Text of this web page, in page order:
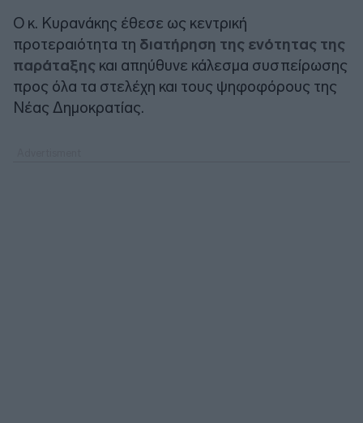
Ο κ. Κυρανάκης έθεσε ως κεντρική
προτεραιότητα τη διατήρηση της ενότητας της
παράταξης και απηύθυνε κάλεσμα συσπείρωσης
προς όλα τα στελέχη και τους ψηφοφόρους της
Νέας Δημοκρατίας.